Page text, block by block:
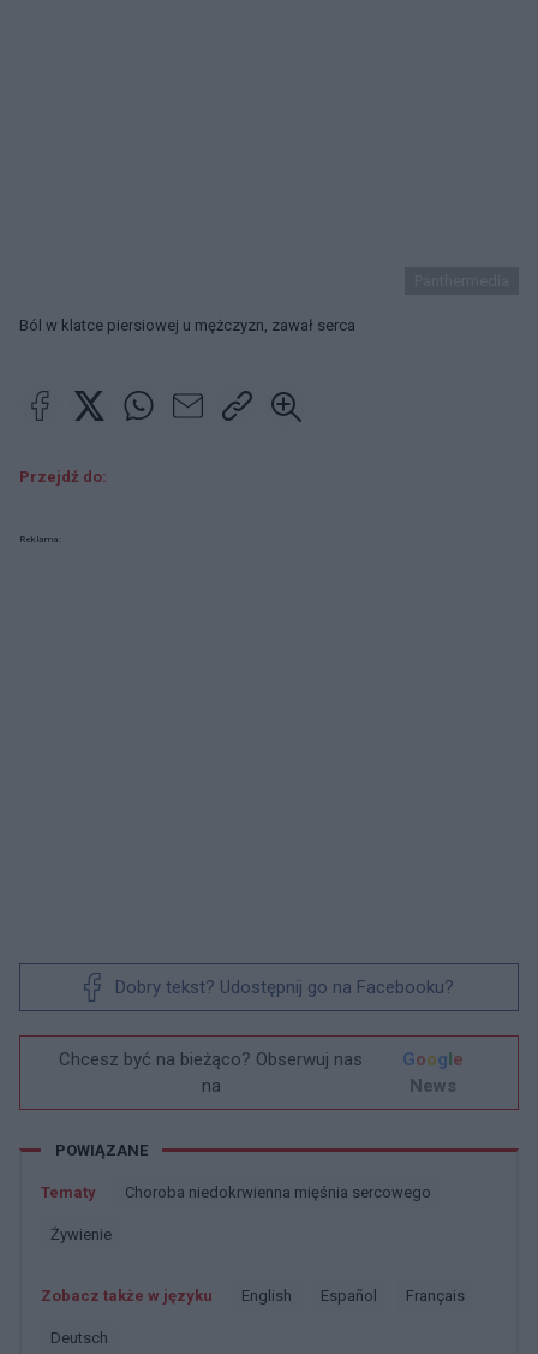
Ból w klatce piersiowej u mężczyzn, zawał serca
Przejdź do:
Reklama:
Dobry tekst? Udostępnij go na Facebooku?
Chcesz być na bieżąco? Obserwuj nas
na
Google
News
POWIĄZANE
Tematy Choroba niedokrwienna mięśnia sercowego
żywienie
Zobacz także w języku english español français
deutsch